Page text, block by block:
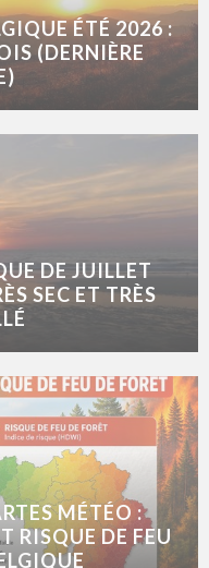
ÉTÉ 2026 :
(DERNIÈRE
DE JUILLET
SEC ET TRÈS
MÉTÉO :
RISQUE DE FEU